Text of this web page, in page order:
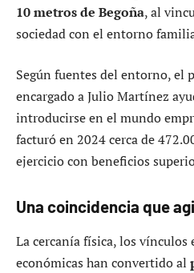
10 metros de Begoña, al
sociedad con el entorno
Según fuentes del entorno, el
encargado a Julio Martínez
introducirse en el mundo
facturó en 2024 cerca de
ejercicio con beneficios
Una coincidencia que
La cercanía física, los vínculos
económicas han convertido al